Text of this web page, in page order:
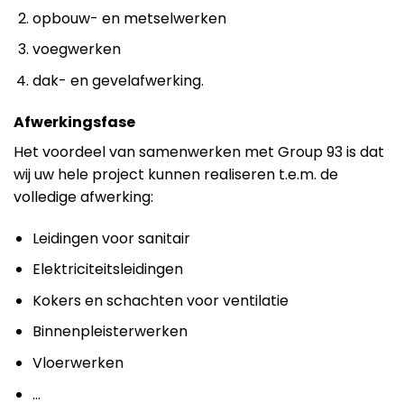
opbouw- en metselwerken
voegwerken
dak- en gevelafwerking.
Afwerkingsfase
Het voordeel van samenwerken met Group 93 is dat
wij uw hele project kunnen realiseren t.e.m. de
volledige afwerking:
Leidingen voor sanitair
Elektriciteitsleidingen
Kokers en schachten voor ventilatie
Binnenpleisterwerken
Vloerwerken
…